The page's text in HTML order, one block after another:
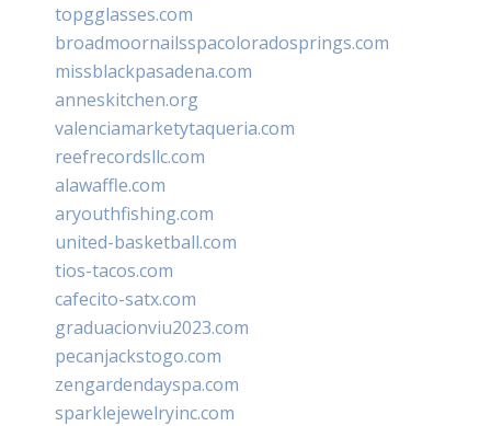
topgglasses.com
broadmoornailsspacoloradosprings.com
missblackpasadena.com
anneskitchen.org
valenciamarketytaqueria.com
reefrecordsllc.com
alawaffle.com
aryouthfishing.com
united-basketball.com
tios-tacos.com
cafecito-satx.com
graduacionviu2023.com
pecanjackstogo.com
zengardendayspa.com
sparklejewelryinc.com